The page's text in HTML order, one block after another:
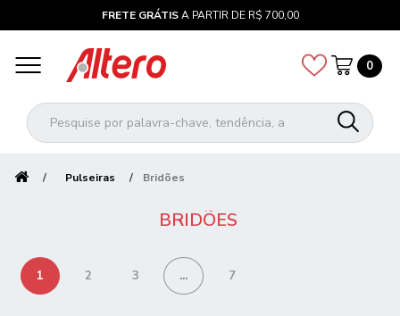
FRETE GRÁTISA PARTIR DE R$ 700,00
0
Pulseiras Bridões
BRIDÕES
1 2 3 ... 7